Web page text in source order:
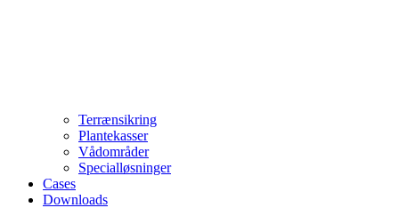
Terrænsikring
Plantekasser
Vådområder
Specialløsninger
Cases
Downloads